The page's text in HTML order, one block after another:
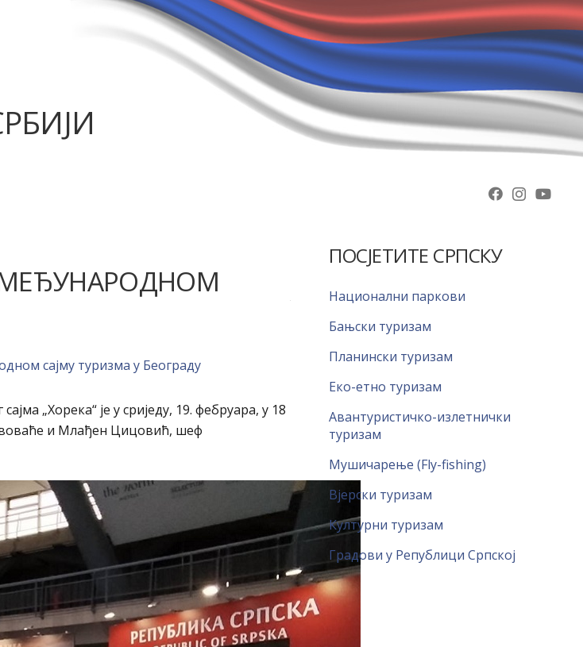
МЕЂУНАРОДНОМ
сајму туризма у Београду
„Хорека“ је у сриједу, 19. фебруара, у 18
и Млађен Цицовић, шеф
ПОСЈЕТИТЕ СРПСКУ
Национални паркови
Бањски туризам
Планински туризам
Еко-етно туризам
Авантуристичко-излетнички
туризам
Мушичарење (Fly-fishing)
Вјерски туризам
Културни туризам
Градови у Републици Српској